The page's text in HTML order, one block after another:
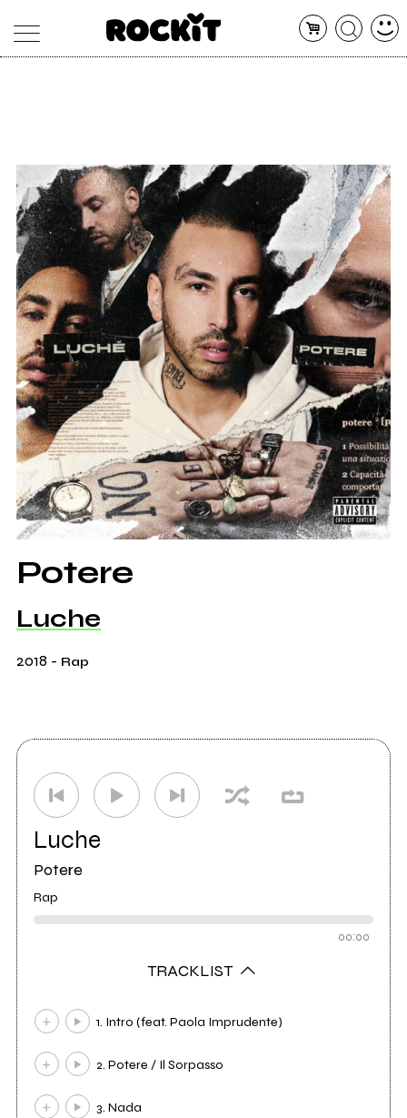
ARTISTI
CONCERTI
SHOP
RADIO
Potere
Luche
2018 - Rap
Luche
Potere
Rap
00:00
TRACKLIST
1. Intro (feat. Paola Imprudente)
2. Potere / Il Sorpasso
3. Nada